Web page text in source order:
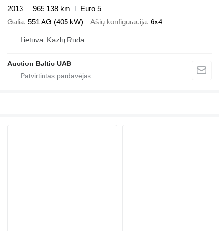
2013
965 138 km
Euro 5
Galia 551 AG (405 kW) Ašių konfigūracija 6x4
Lietuva, Kazlų Rūda
Auction Baltic UAB